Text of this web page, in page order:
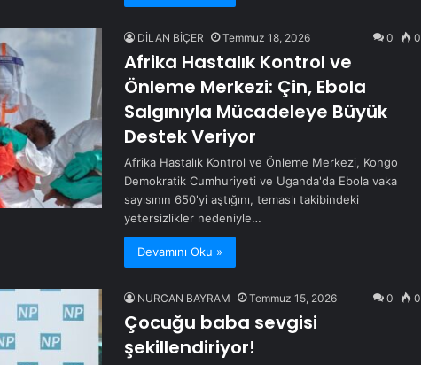
DİLAN BİÇER Temmuz 18, 2026 0 0
Afrika Hastalık Kontrol ve
Önleme Merkezi: Çin, Ebola
Salgınıyla Mücadeleye Büyük
Destek Veriyor
Afrika Hastalık Kontrol ve Önleme Merkezi, Kongo
Demokratik Cumhuriyeti ve Uganda'da Ebola vaka
sayısının 650'yi aştığını, temaslı takibindeki
yetersizlikler nedeniyle…
Devamını Oku »
NURCAN BAYRAM Temmuz 15, 2026 0 0
Çocuğu baba sevgisi
şekillendiriyor!